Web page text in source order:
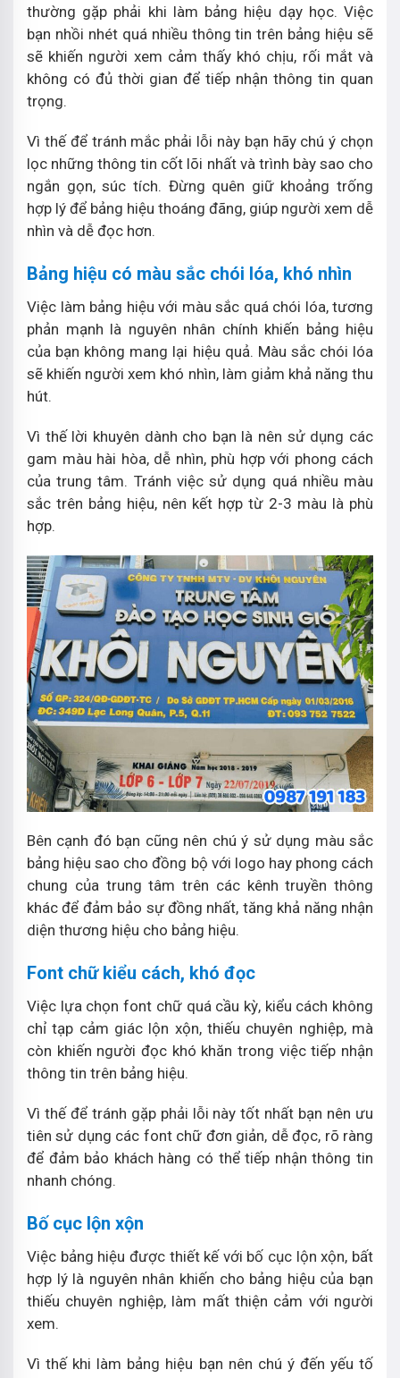
thường gặp phải khi làm bảng hiệu dạy học. Việc
bạn nhồi nhét quá nhiều thông tin trên bảng hiệu sẽ
sẽ khiến người xem cảm thấy khó chịu, rối mắt và
không có đủ thời gian để tiếp nhận thông tin quan
trọng.
Vì thế để tránh mắc phải lỗi này bạn hãy chú ý chọn
lọc những thông tin cốt lõi nhất và trình bày sao cho
ngắn gọn, súc tích. Đừng quên giữ khoảng trống
hợp lý để bảng hiệu thoáng đãng, giúp người xem dễ
nhìn và dễ đọc hơn.
Bảng hiệu có màu sắc chói lóa, khó nhìn
Việc làm bảng hiệu với màu sắc quá chói lóa, tương
phản mạnh là nguyên nhân chính khiến bảng hiệu
của bạn không mang lại hiệu quả. Màu sắc chói lóa
sẽ khiến người xem khó nhìn, làm giảm khả năng thu
hút.
Vì thế lời khuyên dành cho bạn là nên sử dụng các
gam màu hài hòa, dễ nhìn, phù hợp với phong cách
của trung tâm. Tránh việc sử dụng quá nhiều màu
sắc trên bảng hiệu, nên kết hợp từ 2-3 màu là phù
hợp.
Bên cạnh đó bạn cũng nên chú ý sử dụng màu sắc
bảng hiệu sao cho đồng bộ với logo hay phong cách
chung của trung tâm trên các kênh truyền thông
khác để đảm bảo sự đồng nhất, tăng khả năng nhận
diện thương hiệu cho bảng hiệu.
Font chữ kiểu cách, khó đọc
Việc lựa chọn font chữ quá cầu kỳ, kiểu cách không
chỉ tạp cảm giác lộn xộn, thiếu chuyên nghiệp, mà
còn khiến người đọc khó khăn trong việc tiếp nhận
thông tin trên bảng hiệu.
Vì thế để tránh gặp phải lỗi này tốt nhất bạn nên ưu
tiên sử dụng các font chữ đơn giản, dễ đọc, rõ ràng
để đảm bảo khách hàng có thể tiếp nhận thông tin
nhanh chóng.
Bố cục lộn xộn
Việc bảng hiệu được thiết kế với bố cục lộn xộn, bất
hợp lý là nguyên nhân khiến cho bảng hiệu của bạn
thiếu chuyên nghiệp, làm mất thiện cảm với người
xem.
Vì thế khi làm bảng hiệu bạn nên chú ý đến yếu tố